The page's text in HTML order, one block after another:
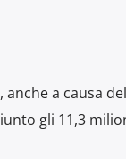
anche a causa
gli 11,3